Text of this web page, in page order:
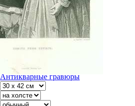
Гравюры
Антикварные гравюры